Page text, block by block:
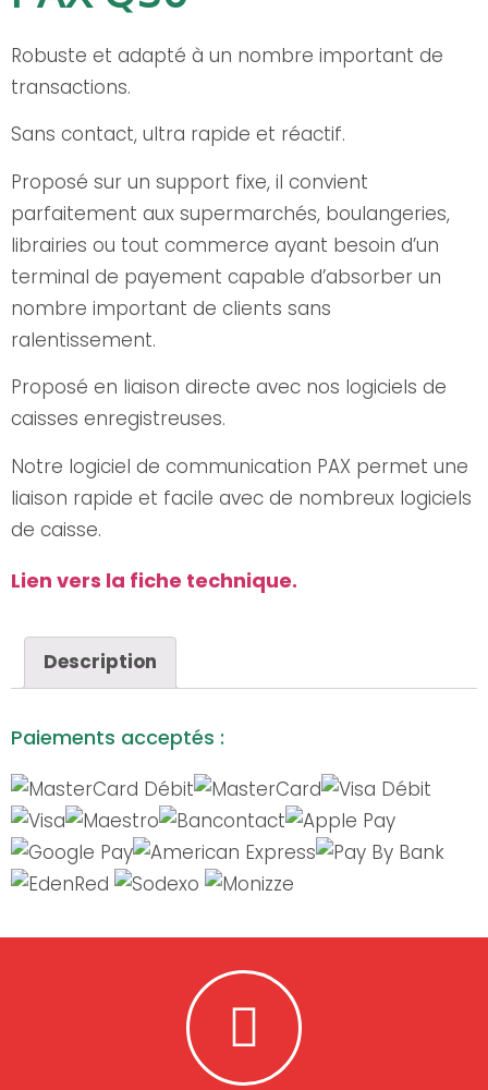
Robuste et adapté à un nombre important de
transactions.
Sans contact, ultra rapide et réactif.
Proposé sur un support fixe, il convient
parfaitement aux supermarchés, boulangeries,
librairies ou tout commerce ayant besoin d’un
terminal de payement capable d’absorber un
nombre important de clients sans
ralentissement.
Proposé en liaison directe avec nos logiciels de
caisses enregistreuses.
Notre logiciel de communication PAX permet une
liaison rapide et facile avec de nombreux logiciels
de caisse.
Lien vers la fiche technique.
Description
Paiements acceptés :